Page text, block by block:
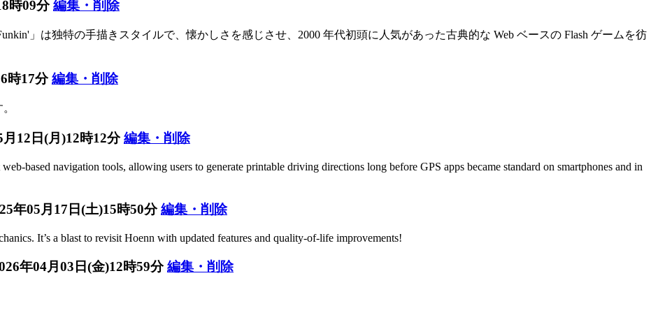
時09分編集・削除
」は独特の手描きスタイルで、懐かしさを感じさせ、2000 年代初頭に人気があった古典的な Web ベースの Flash ゲームを彷
時17分編集・削除
月12日(月)12時12分編集・削除
based navigation tools, allowing users to generate printable driving directions long before GPS apps became standard on smartphones and in
年05月17日(土)15時50分編集・削除
It’s a blast to revisit Hoenn with updated features and quality-of-life improvements!
年04月03日(金)12時59分編集・削除